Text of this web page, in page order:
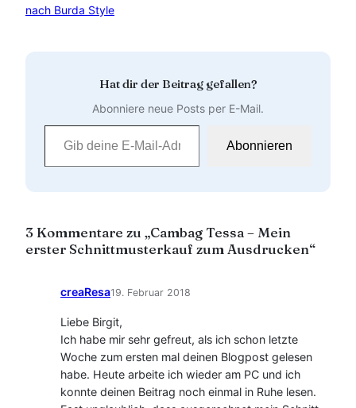
nach Burda Style
Hat dir der Beitrag gefallen?
Abonniere neue Posts per E-Mail.
Gib deine E-Mail-Adresse ein …
Abonnieren
3 Kommentare zu „Cambag Tessa – Mein
erster Schnittmusterkauf zum Ausdrucken“
creaResa19. Februar 2018
Liebe Birgit,
Ich habe mir sehr gefreut, als ich schon letzte
Woche zum ersten mal deinen Blogpost gelesen
habe. Heute arbeite ich wieder am PC und ich
konnte deinen Beitrag noch einmal in Ruhe lesen.